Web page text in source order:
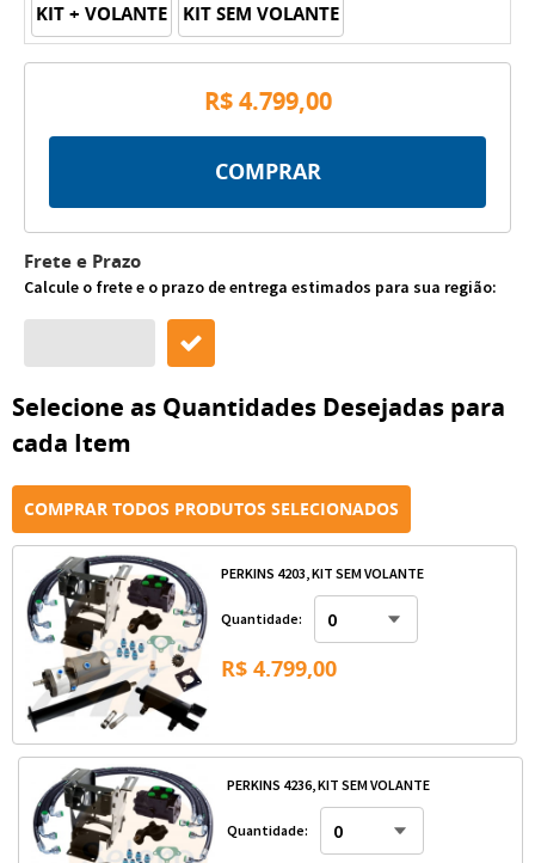
KIT + VOLANTE KIT SEM VOLANTE
R$ 4.799,00
COMPRAR
Frete e Prazo
Calcule o frete e o prazo de entrega estimados para sua região:
Selecione as Quantidades Desejadas para
cada Item
COMPRAR TODOS PRODUTOS SELECIONADOS
PERKINS 4203, KIT SEM VOLANTE
Quantidade:
R$ 4.799,00
PERKINS 4236, KIT SEM VOLANTE
Quantidade: